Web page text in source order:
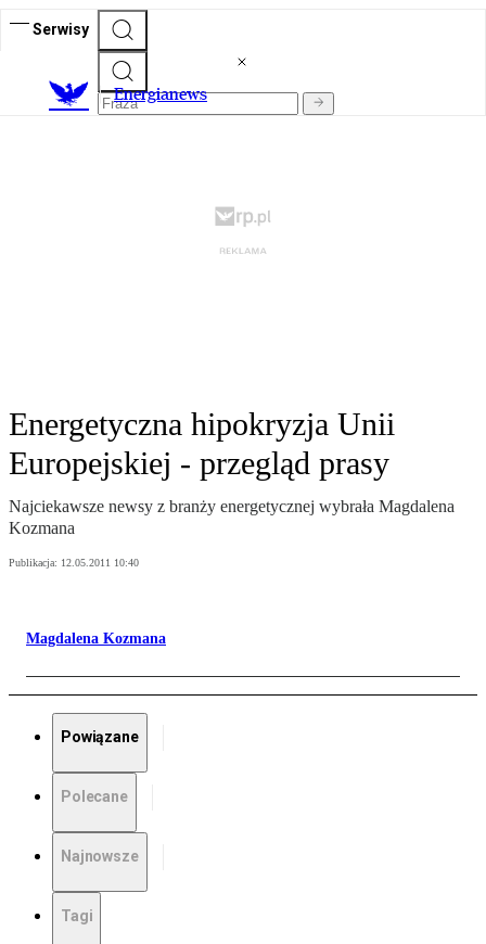
Serwisy
Energianews
Energetyczna hipokryzja Unii
Europejskiej - przegląd prasy
Najciekawsze newsy z branży energetycznej wybrała Magdalena
Kozmana
Publikacja: 12.05.2011 10:40
Magdalena Kozmana
Powiązane
Polecane
Najnowsze
Tagi